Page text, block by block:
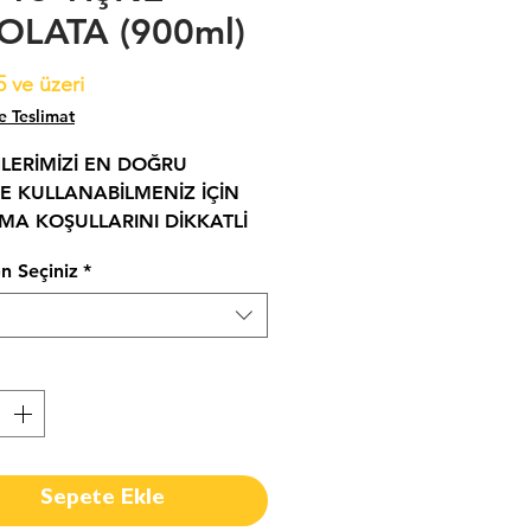
(900ml)
ve üzeriİndirimli
Teslimat
EN DOĞRU
KULLANABİLMENİZ İÇİN
KOŞULLARINI DİKKATLİ
baharatlarla yılların
ve reçete uzmanlığını
karışımlarımız,
içinde muhteşem
oluşturma imkanını veriyor.
Seçiniz *
Sepete Ekle